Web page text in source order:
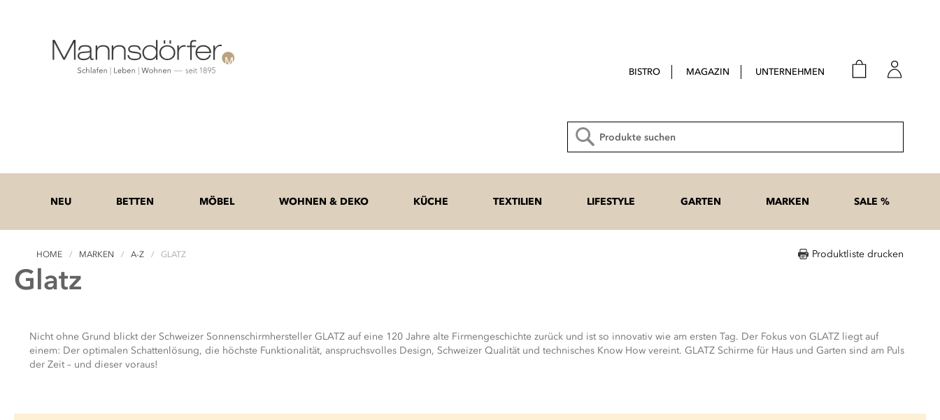
BISTRO MAGAZIN UNTERNEHMEN
Suche
NEU BETTEN MÖBEL WOHNEN & DEKO KÜCHE TEXTILIEN LIFESTYLE GARTEN MARKEN SALE %
Produktliste drucken
HOME MARKEN A-Z GLATZ
Glatz
Nicht ohne Grund blickt der Schweizer Sonnenschirmhersteller GLATZ auf eine 120 Jahre alte Firmengeschichte zurück und ist so innovativ wie am ersten Tag. Der Fokus von GLATZ liegt auf
einem: Der optimalen Schattenlösung, die höchste Funktionalität, anspruchsvolles Design, Schweizer Qualität und technisches Know How vereint. GLATZ Schirme für Haus und Garten sind am Puls
der Zeit – und dieser voraus!